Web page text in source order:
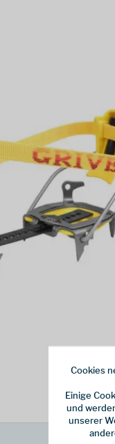
Cookies
Einige
und
unserer